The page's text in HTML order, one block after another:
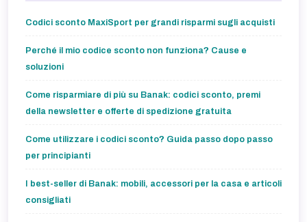
Codici sconto MaxiSport per grandi risparmi sugli acquisti
Perché il mio codice sconto non funziona? Cause e
soluzioni
Come risparmiare di più su Banak: codici sconto, premi
della newsletter e offerte di spedizione gratuita
Come utilizzare i codici sconto? Guida passo dopo passo
per principianti
I best-seller di Banak: mobili, accessori per la casa e articoli
consigliati